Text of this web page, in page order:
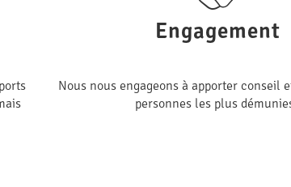
Engagement
Nous nous engageons à apporter conseil
personnes les plus